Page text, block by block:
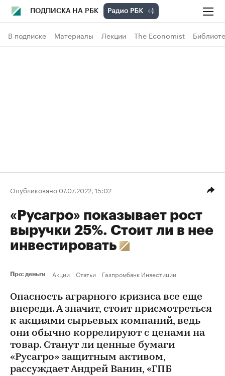
ПОДПИСКА НА РБК
В подписке Материалы Лекции The Economist
Опубликовано 07.07.2022, 15:02
«Русагро» показывает рост
выручки 25%. Стоит ли в нее
инвестировать
Про: деньги Акции Статьи Гaзпромбанк Инвестиции
Опасность аграрного кризиса все еще
впереди. А значит, стоит присмотреться
к акциями сырьевых компаний, ведь
они обычно коррелируют с ценами на
товар. Станут ли ценные бумаги
«Русагро» защитным активом,
рассуждает Андрей Ванин, «ГПБ